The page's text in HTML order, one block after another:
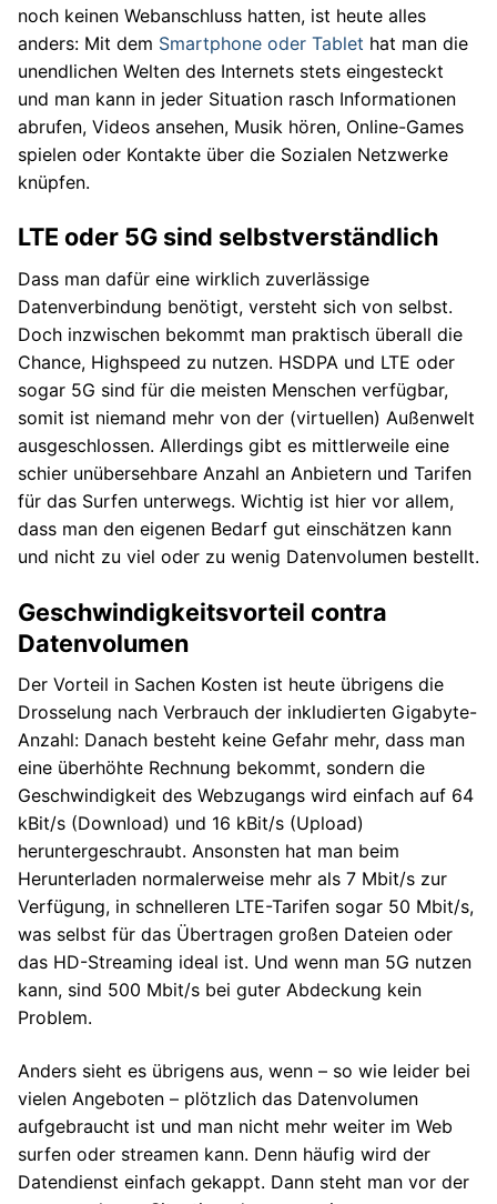
noch keinen Webanschluss hatten, ist heute alles
anders: Mit dem Smartphone oder Tablet hat man die
unendlichen Welten des Internets stets eingesteckt
und man kann in jeder Situation rasch Informationen
abrufen, Videos ansehen, Musik hören, Online-Games
spielen oder Kontakte über die Sozialen Netzwerke
knüpfen.
LTE oder 5G sind selbstverständlich
Dass man dafür eine wirklich zuverlässige
Datenverbindung benötigt, versteht sich von selbst.
Doch inzwischen bekommt man praktisch überall die
Chance, Highspeed zu nutzen. HSDPA und LTE oder
sogar 5G sind für die meisten Menschen verfügbar,
somit ist niemand mehr von der (virtuellen) Außenwelt
ausgeschlossen. Allerdings gibt es mittlerweile eine
schier unübersehbare Anzahl an Anbietern und Tarifen
für das Surfen unterwegs. Wichtig ist hier vor allem,
dass man den eigenen Bedarf gut einschätzen kann
und nicht zu viel oder zu wenig Datenvolumen bestellt.
Geschwindigkeitsvorteil contra
Datenvolumen
Der Vorteil in Sachen Kosten ist heute übrigens die
Drosselung nach Verbrauch der inkludierten Gigabyte-
Anzahl: Danach besteht keine Gefahr mehr, dass man
eine überhöhte Rechnung bekommt, sondern die
Geschwindigkeit des Webzugangs wird einfach auf 64
kBit/s (Download) und 16 kBit/s (Upload)
heruntergeschraubt. Ansonsten hat man beim
Herunterladen normalerweise mehr als 7 Mbit/s zur
Verfügung, in schnelleren LTE-Tarifen sogar 50 Mbit/s,
was selbst für das Übertragen großen Dateien oder
das HD-Streaming ideal ist. Und wenn man 5G nutzen
kann, sind 500 Mbit/s bei guter Abdeckung kein
Problem.
Anders sieht es übrigens aus, wenn – so wie leider bei
vielen Angeboten – plötzlich das Datenvolumen
aufgebraucht ist und man nicht mehr weiter im Web
surfen oder streamen kann. Denn häufig wird der
Datendienst einfach gekappt. Dann steht man vor der